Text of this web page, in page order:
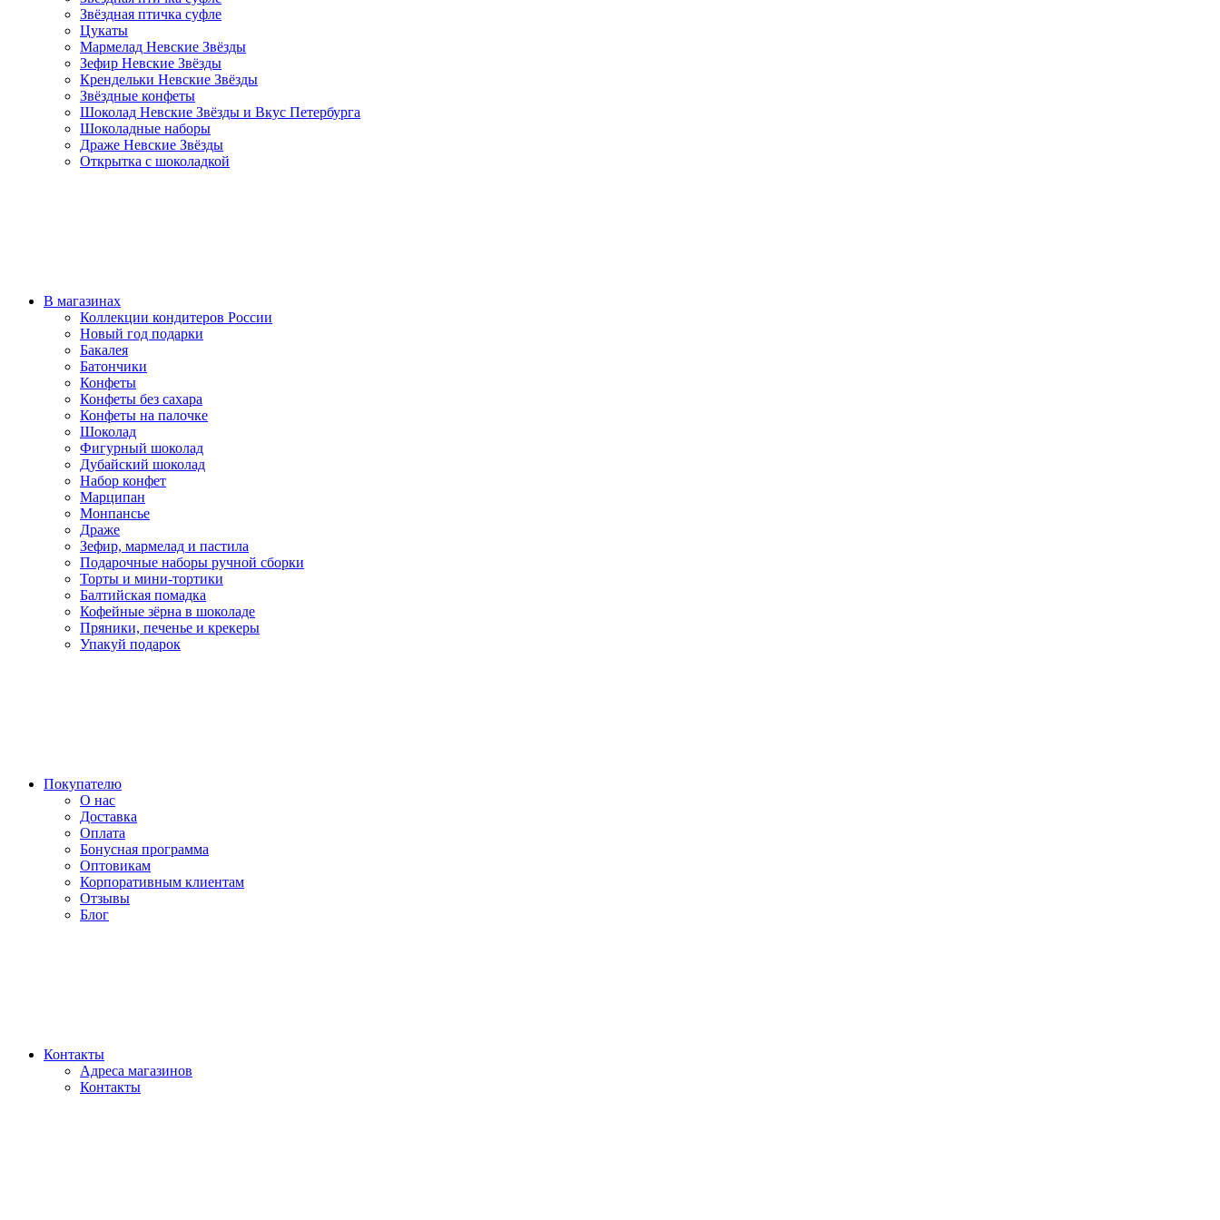
Звёздная птичка суфле
Цукаты
Мармелад Невские Звёзды
Зефир Невские Звёзды
Крендельки Невские Звёзды
Звёздные конфеты
Шоколад Невские Звёзды и Вкус Петербурга
Шоколадные наборы
Драже Невские Звёзды
Открытка с шоколадкой
В магазинах
Коллекции кондитеров России
Новый год подарки
Бакалея
Батончики
Конфеты
Конфеты без сахара
Конфеты на палочке
Шоколад
Фигурный шоколад
Дубайский шоколад
Набор конфет
Марципан
Монпансье
Драже
Зефир, мармелад и пастила
Подарочные наборы ручной сборки
Торты и мини-тортики
Балтийская помадка
Кофейные зёрна в шоколаде
Пряники, печенье и крекеры
Упакуй подарок
Покупателю
О нас
Доставка
Оплата
Бонусная программа
Оптовикам
Корпоративным клиентам
Отзывы
Блог
Контакты
Адреса магазинов
Контакты